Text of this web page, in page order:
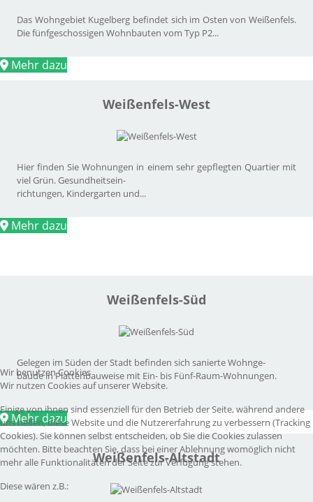
Das Wohngebiet Kugelberg befindet sich im Osten von Weißenfels.
Die fünfgeschossigen Wohnbauten vom Typ P2...
Mehr dazu
Weißenfels-West
Hier finden Sie Wohnungen in einem sehr gepflegten Quartier mit
viel Grün. Gesundheitsein-
richtungen, Kindergarten und...
Mehr dazu
Weißenfels-Süd
Gelegen im Süden der Stadt befinden sich sanierte Wohnge-
bäude in Plattenbauweise mit Ein- bis Fünf-Raum-Wohnungen.
Mehr dazu
Weißenfels-Altstadt
Wir benutzen Cookies
Wir nutzen Cookies auf unserer Website.
Einige von ihnen sind essenziell für den Betrieb der Seite, während andere
uns helfen, diese Website und die Nutzererfahrung zu verbessern (Tracking
Cookies). Sie können selbst entscheiden, ob Sie die Cookies zulassen
möchten. Bitte beachten Sie, dass bei einer Ablehnung womöglich nicht
mehr alle Funktionalitäten der Seite zur Verfügung stehen.
Diese wären z.B.: